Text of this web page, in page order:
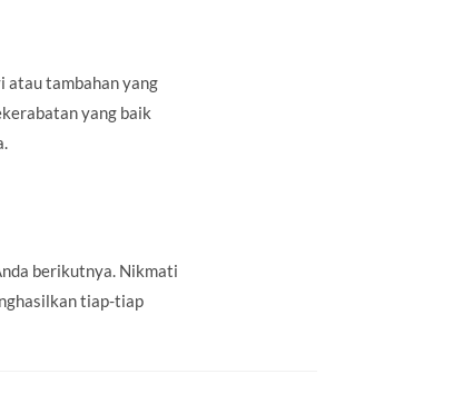
atau tambahan yang
yang baik
berikutnya. Nikmati
tiap-tiap